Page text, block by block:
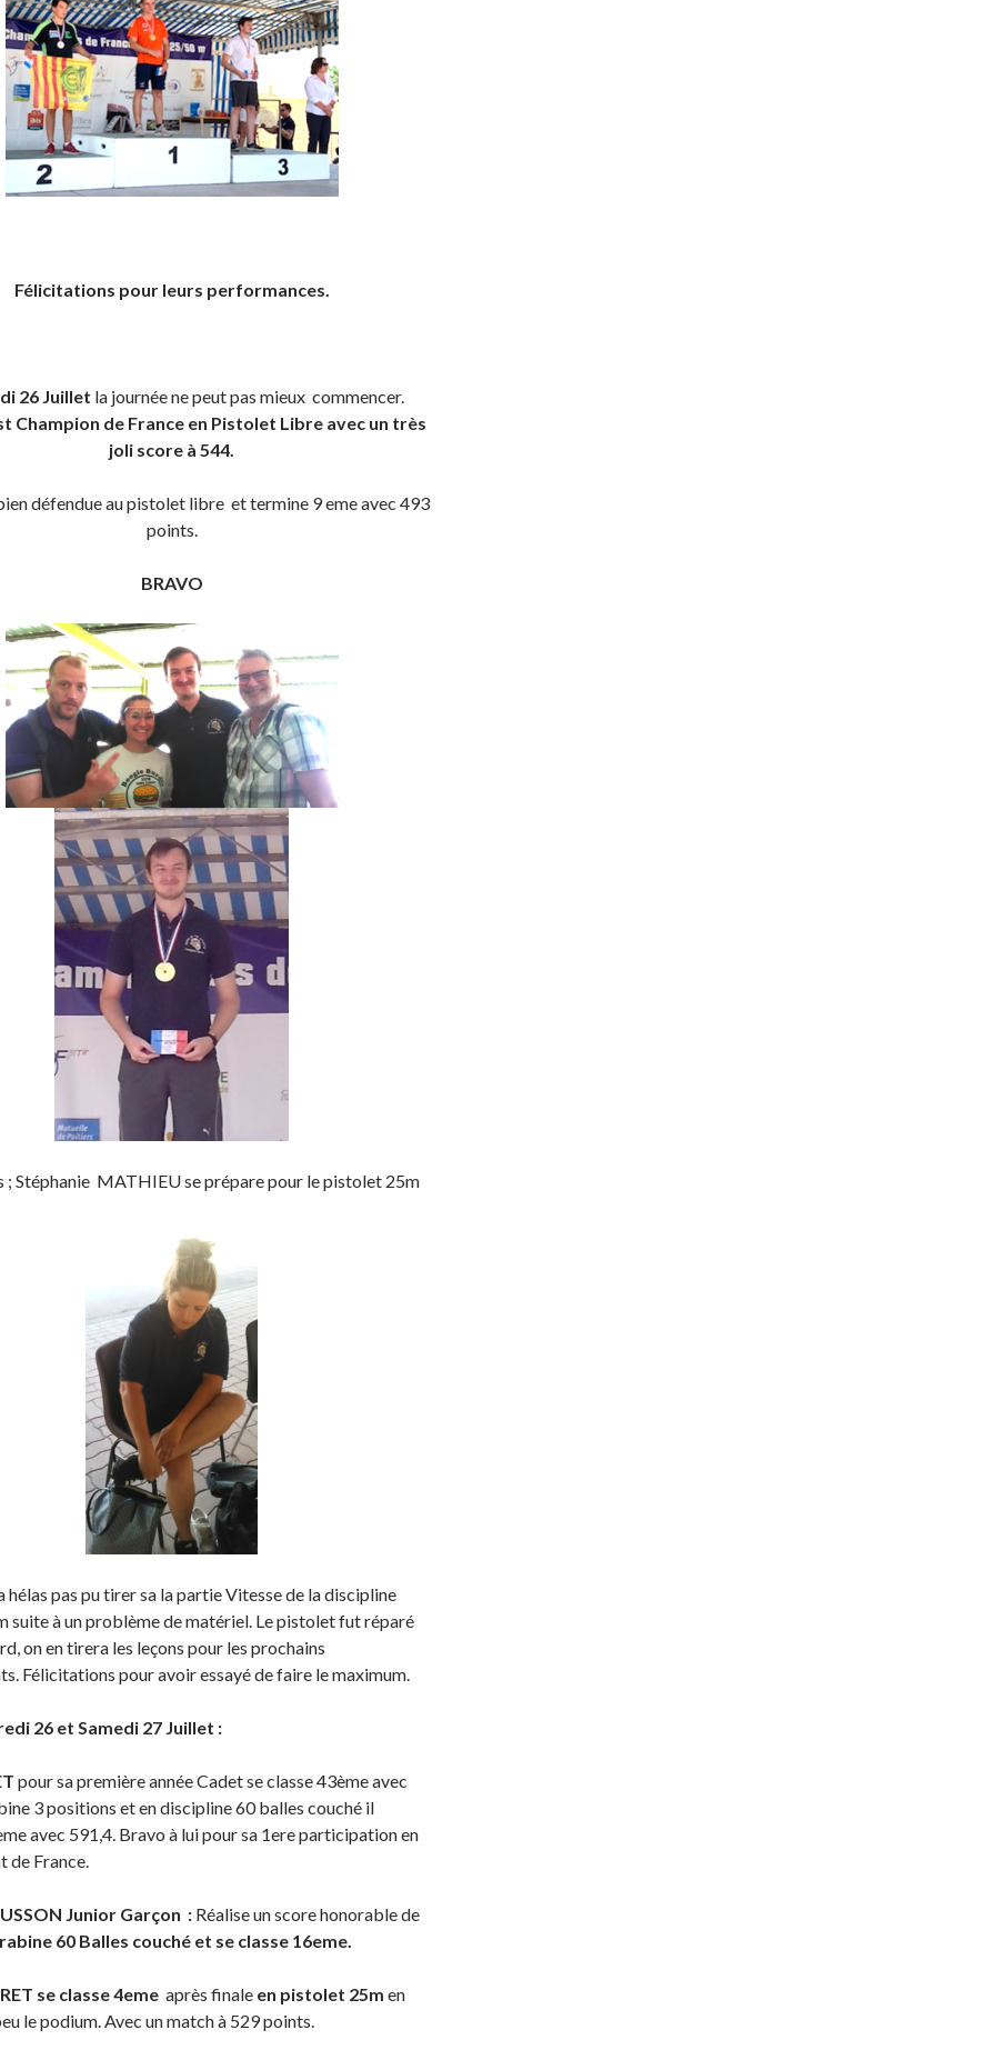
Félicitations pour leurs performances.
26 Juillet la journée ne peut pas mieux commencer.
Champion de France en Pistolet Libre avec un très
joli score à 544.
défendue au pistolet libre et termine 9 eme avec 493
points.
BRAVO
; Stéphanie MATHIEU se prépare pour le pistolet 25m
hélas pas pu tirer sa la partie Vitesse de la discipline
suite à un problème de matériel. Le pistolet fut réparé
on en tirera les leçons pour les prochains
Félicitations pour avoir essayé de faire le maximum.
26 et Samedi 27 Juillet :
pour sa première année Cadet se classe 43ème avec
3 positions et en discipline 60 balles couché il
avec 591,4. Bravo à lui pour sa 1ere participation en
de France.
Junior Garçon : Réalise un score honorable de
60 Balles couché et se classe 16eme.
se classe 4eme après finale en pistolet 25m en
le podium. Avec un match à 529 points.